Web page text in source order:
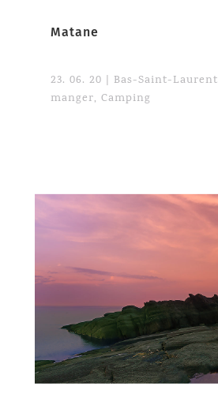
Matane
23. 06. 20 Bas-Saint-Laurent
manger, Camping